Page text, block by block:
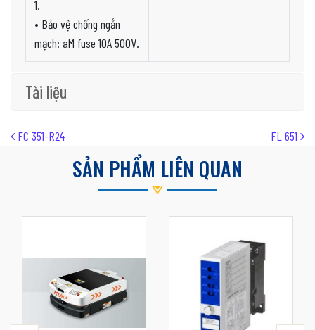
1.
• Bảo vệ chống ngắn
mạch: aM fuse 10A 500V.
Tài liệu
Post navigation
FC 351-R24 FL 651
SẢN PHẨM LIÊN QUAN